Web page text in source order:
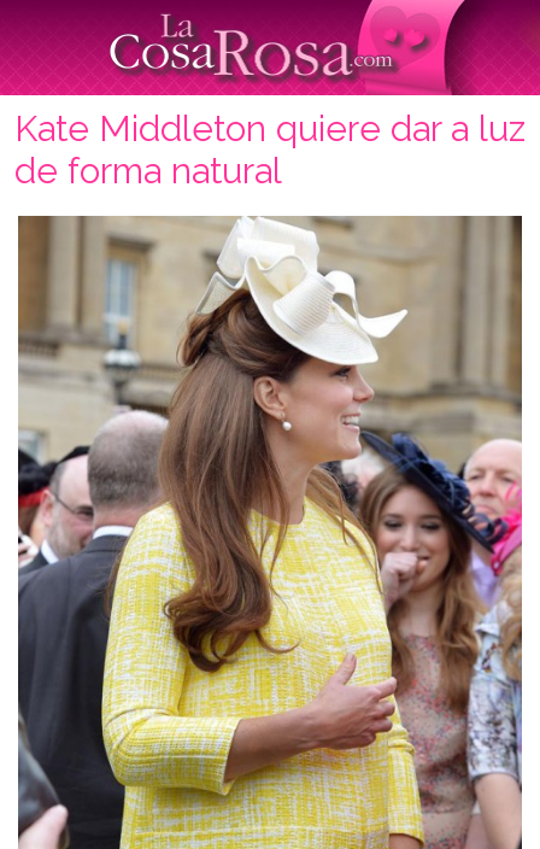
Kate Middleton quiere dar a luz
de forma natural